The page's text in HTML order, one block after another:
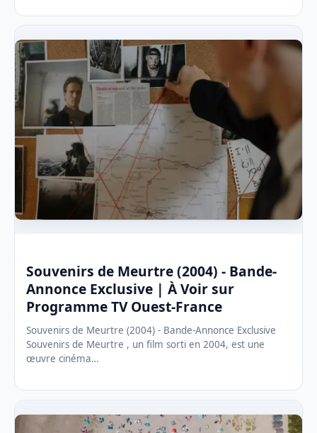
Souvenirs de Meurtre (2004) - Bande-
Annonce Exclusive | À Voir sur
Programme TV Ouest-France
Souvenirs de Meurtre (2004) - Bande-Annonce Exclusive
Souvenirs de Meurtre , un film sorti en 2004, est une
œuvre cinéma…